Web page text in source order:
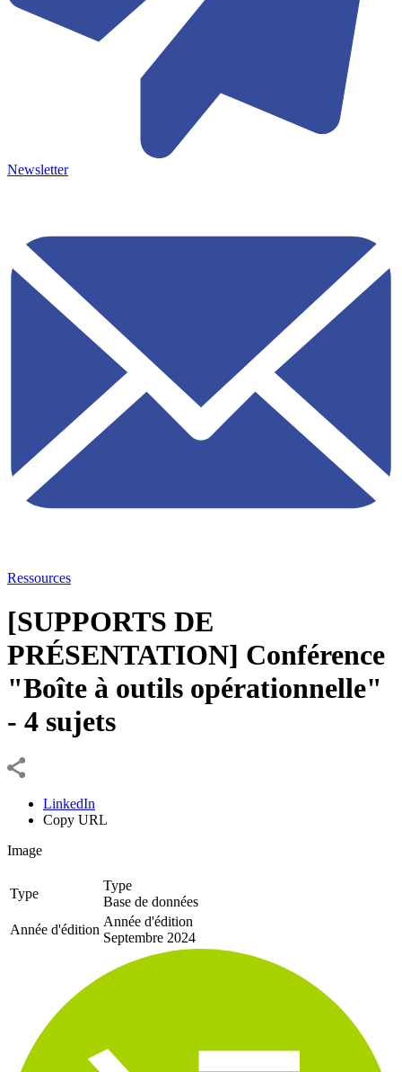
Newsletter
Ressources
[SUPPORTS DE
PRÉSENTATION] Conférence
"Boîte à outils opérationnelle"
- 4 sujets
LinkedIn
Copy URL
Image
Type
Type
Base de données
Année d'édition
Année d'édition
Septembre 2024